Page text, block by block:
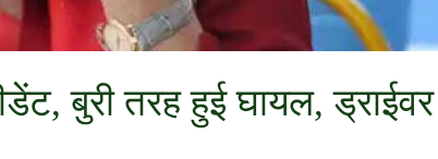
बुरी तरह हुई घायल, ड्राईवर